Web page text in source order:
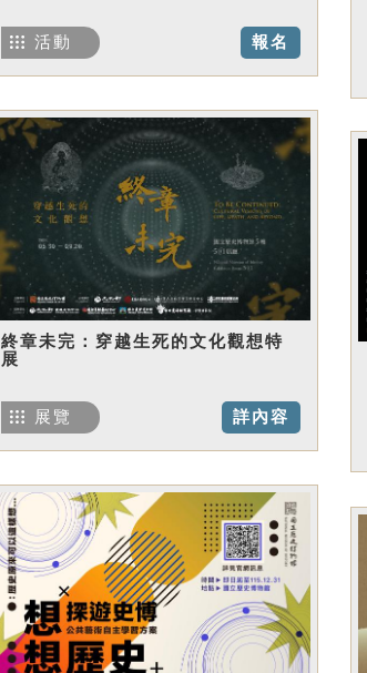
報名
活動
終章未完：穿越生死的文化觀想特
展
詳內容
展覽